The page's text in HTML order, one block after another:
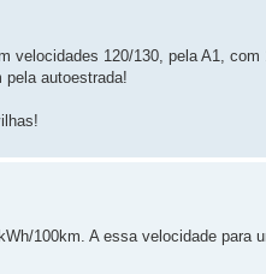
120/130, pela A1,
autoestrada!
100km. A essa velocidade para